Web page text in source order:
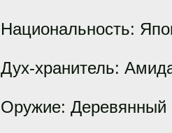
Национальность:
Дух-хранитель:
Оружие: